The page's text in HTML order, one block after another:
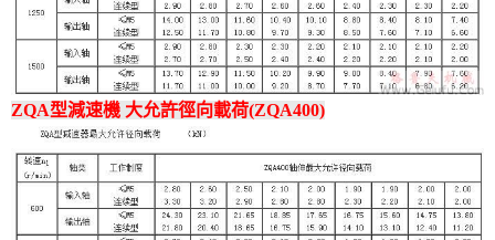
ZQA型減速機 大允許徑向載荷(ZQA400)